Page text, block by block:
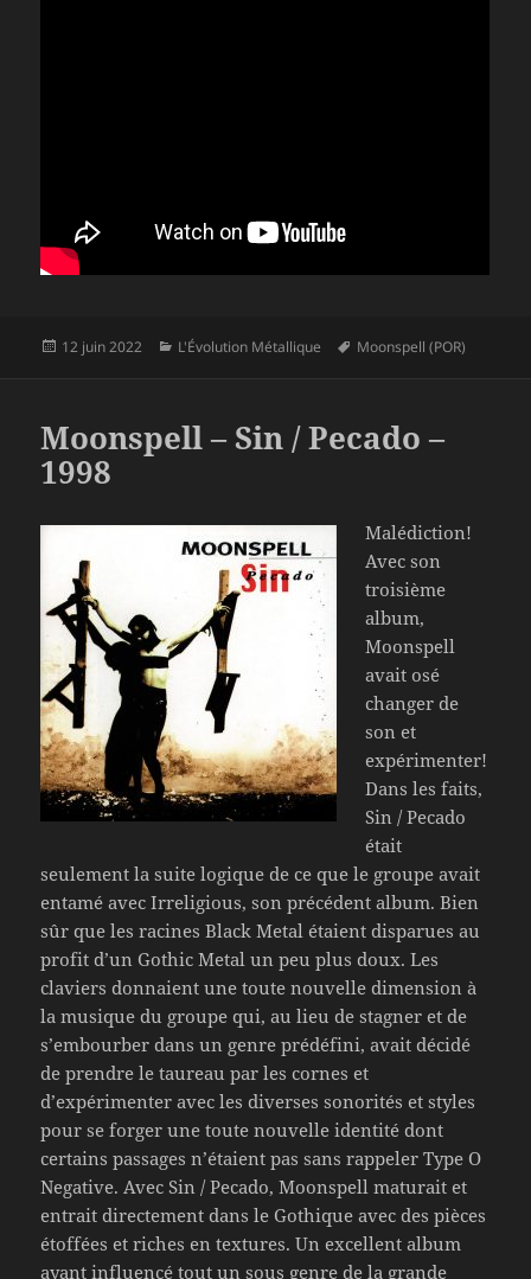
Publié
12 juin 2022 Catégories
L'Évolution Métallique
Mots-
Moonspell (POR)
Moonspell – Sin / Pecado –
1998
Malédiction!
Avec son
troisième
album,
Moonspell
avait osé
changer de
son et
expérimenter!
Dans les faits,
Sin / Pecado
était
seulement la suite logique de ce que le groupe avait
entamé avec Irreligious, son précédent album. Bien
sûr que les racines Black Metal étaient disparues au
profit d’un Gothic Metal un peu plus doux. Les
claviers donnaient une toute nouvelle dimension à
la musique du groupe qui, au lieu de stagner et de
s’embourber dans un genre prédéfini, avait décidé
de prendre le taureau par les cornes et
d’expérimenter avec les diverses sonorités et styles
pour se forger une toute nouvelle identité dont
certains passages n’étaient pas sans rappeler Type O
Negative. Avec Sin / Pecado, Moonspell maturait et
entrait directement dans le Gothique avec des pièces
étoffées et riches en textures. Un excellent album
ayant influencé tout un sous genre de la grande